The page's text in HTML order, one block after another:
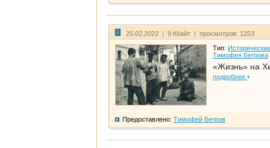
25.02.2022 | 9 Кбайт | просмотров: 1253
Тип:
Тимофея Бегрова
«Жизнь» на
подробнее
Предоставлено: Тимофей Бегров